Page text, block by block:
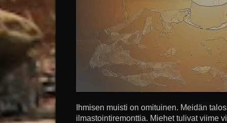
Ihmisen muisti on omituinen. Meidän
ilmastointiremonttia. Miehet tulivat viime